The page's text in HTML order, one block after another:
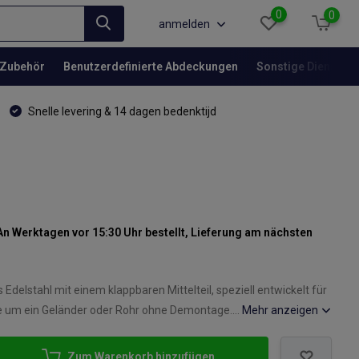
anmelden
0 0
Zubehör Benutzerdefinierte Abdeckungen Sonstige
Snelle levering & 14 dagen bedenktijd
Werktagen vor 15:30 Uhr bestellt, Lieferung am nächsten
Edelstahl mit einem klappbaren Mittelteil, speziell entwickelt für
ein Geländer oder Rohr ohne Demontage....
Mehr anzeigen